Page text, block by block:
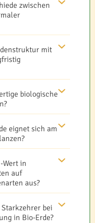
zwischen
mit
biologische
eignet sich am
Wert in
auf
aus?
bei
in Bio-Erde?